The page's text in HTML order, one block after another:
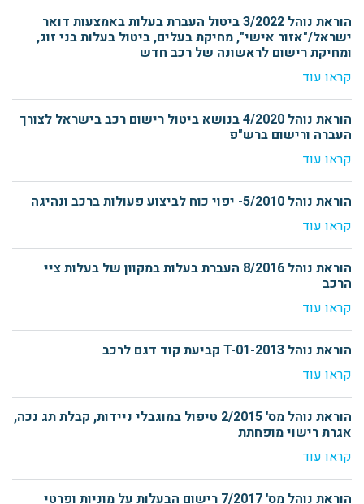
הוראת נוהל 3/2022 ביטול העברת בעלות באמצעות דואר
ישראל/"אזור אישי", מחיקת בעלים, ביטול בעלות בני זוג,
ומחיקת רישום לראשונה של רכב חדש
קראו עוד
הוראת נוהל 4/2020 בנושא ביטול רישום רכב בישראל לצורך
העברה ורישום ברש"פ
קראו עוד
הוראת נוהל 5/2010- יפוי כוח לביצוע פעולות ברכב ונהיגה
קראו עוד
הוראת נוהל 8/2016 העברת בעלות במקוון של בעלות ציי
הרכב
קראו עוד
הוראת נוהל T-01-2013 קביעת קוד דגם לרכב
קראו עוד
הוראת נוהל מס' 2/2015 טיפול במוגבלי ניידות, קבלת תג נכה,
אגרת רישוי מופחתת
קראו עוד
הוראת נוהל מס' 7/2017 רישום הבעלות על מוניות ופרטי